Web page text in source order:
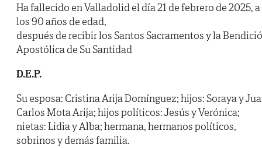
Ha fallecido en Valladolid el día 21 de febrero de 2025, a
los 90 años de edad,
después de recibir los Santos Sacramentos y la
Apostólica de Su Santidad
D.E.P.
Su esposa: Cristina Arija Domínguez; hijos: Soraya y
Carlos Mota Arija; hijos políticos: Jesús y Verónica;
nietas: Lidia y Alba; hermana, hermanos políticos,
sobrinos y demás familia.